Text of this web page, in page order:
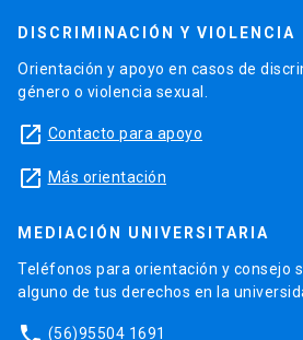
DISCRIMINACIÓN Y VIOLENCIA
Orientación y apoyo en casos de
género o violencia sexual.
launch Contacto para apoyo
launch Más orientación
MEDIACIÓN UNIVERSITARIA
Teléfonos para orientación y consejo
alguno de tus derechos en la
(56)95504 1691